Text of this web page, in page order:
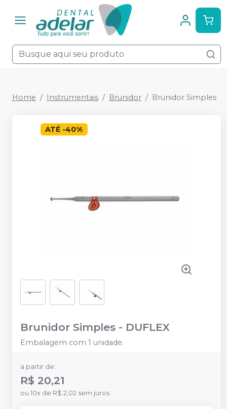
Home Instrumentais Brunidor Brunidor Simples
ATÉ -40%
Brunidor Simples - DUFLEX
Embalagem com 1 unidade.
a partir de:
R$ 20,21
ou 10x de R$ 2,02 sem juros